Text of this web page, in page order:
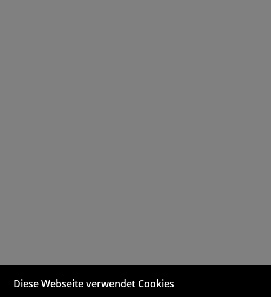
Diese Webseite verwendet Cookies